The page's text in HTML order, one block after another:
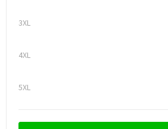
3XL
4XL
5XL